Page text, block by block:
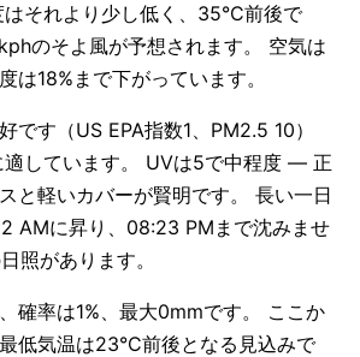
それより少し低く、35°C前後で
のそよ風が予想されます。 空気は
は18%まで下がっています。
です（US EPA指数1、PM2.5 10）
しています。 UVは5で中程度 — 正
と軽いカバーが賢明です。 長い一日
AMに昇り、08:23 PMまで沈みませ
照があります。
確率は1%、最大0mmです。 ここか
低気温は23°C前後となる見込みで